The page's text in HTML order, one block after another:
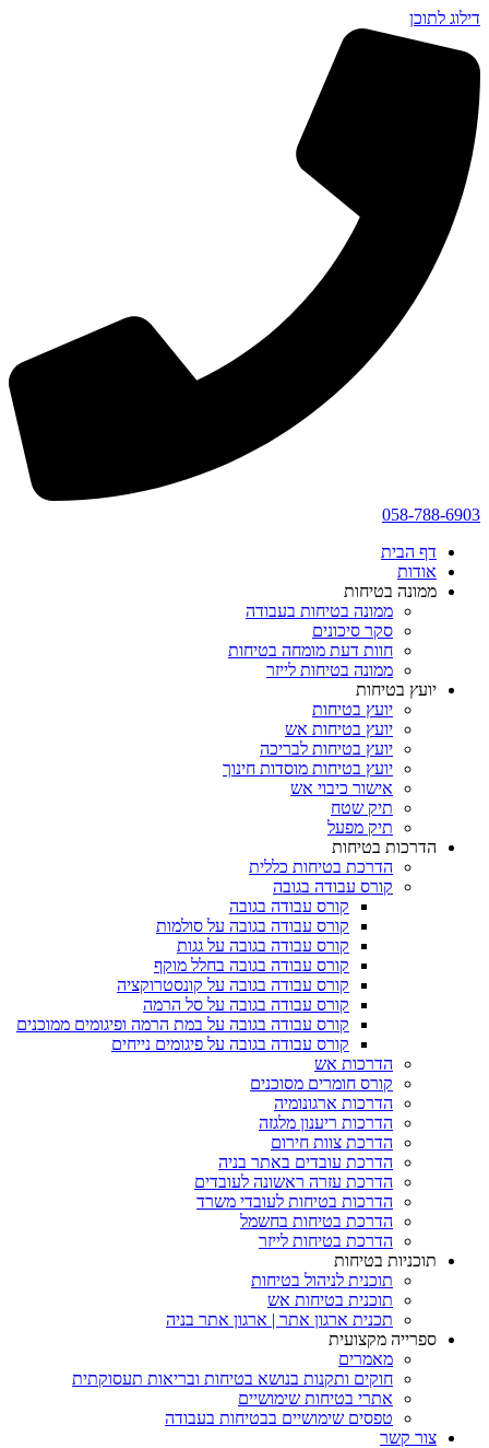
דילוג לתוכן
058-788-6903
דף הבית
אודות
ממונה בטיחות
ממונה בטיחות בעבודה
סקר סיכונים
חוות דעת מומחה בטיחות
ממונה בטיחות לייזר
יועץ בטיחות
יועץ בטיחות
יועץ בטיחות אש
יועץ בטיחות לבריכה
יועץ בטיחות מוסדות חינוך
אישור כיבוי אש
תיק שטח
תיק מפעל
הדרכות בטיחות
הדרכת בטיחות כללית
קורס עבודה בגובה
קורס עבודה בגובה
קורס עבודה בגובה על סולמות
קורס עבודה בגובה על גגות
קורס עבודה בגובה בחלל מוקף
קורס עבודה בגובה על קונסטרוקציה
קורס עבודה בגובה על סל הרמה
קורס עבודה בגובה על במת הרמה ופיגומים ממוכנים
קורס עבודה בגובה על פיגומים נייחים
הדרכות אש
קורס חומרים מסוכנים
הדרכות ארגונומיה
הדרכות ריענון מלגזה
הדרכת צוות חירום
הדרכת עובדים באתר בניה
הדרכת עזרה ראשונה לעובדים
הדרכות בטיחות לעובדי משרד
הדרכת בטיחות בחשמל
הדרכת בטיחות לייזר
תוכניות בטיחות
תוכנית לניהול בטיחות
תוכנית בטיחות אש
תכנית ארגון אתר | ארגון אתר בניה
ספרייה מקצועית
מאמרים
חוקים ותקנות בנושא בטיחות ובריאות תעסוקתית
אתרי בטיחות שימושיים
טפסים שימושיים בבטיחות בעבודה
צור קשר